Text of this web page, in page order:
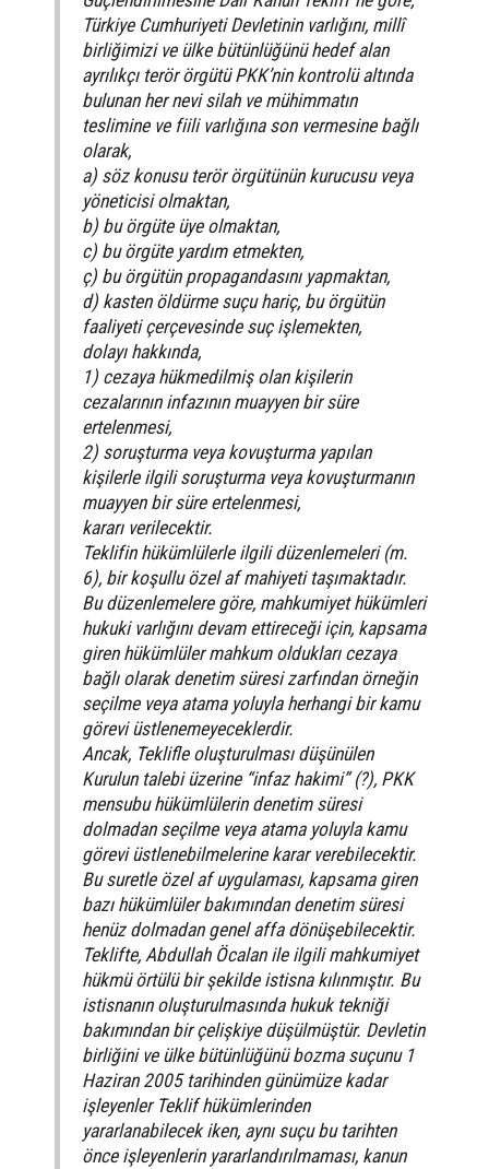
Türkiye Cumhuriyeti Devletinin varlığını, millî
birliğimizi ve ülke bütünlüğünü hedef alan
ayrılıkçı terör örgütü PKK’nin kontrolü altında
bulunan her nevi silah ve mühimmatın
teslimine ve fiili varlığına son vermesine bağlı
olarak,
a) söz konusu terör örgütünün kurucusu veya
yöneticisi olmaktan,
b) bu örgüte üye olmaktan,
c) bu örgüte yardım etmekten,
ç) bu örgütün propagandasını yapmaktan,
d) kasten öldürme suçu hariç, bu örgütün
faaliyeti çerçevesinde suç işlemekten,
dolayı hakkında,
1) cezaya hükmedilmiş olan kişilerin
cezalarının infazının muayyen bir süre
ertelenmesi,
2) soruşturma veya kovuşturma yapılan
kişilerle ilgili soruşturma veya kovuşturmanın
muayyen bir süre ertelenmesi,
kararı verilecektir.
Teklifin hükümlülerle ilgili düzenlemeleri (m.
6), bir koşullu özel af mahiyeti taşımaktadır.
Bu düzenlemelere göre, mahkumiyet hükümleri
hukuki varlığını devam ettireceği için, kapsama
giren hükümlüler mahkum oldukları cezaya
bağlı olarak denetim süresi zarfından örneğin
seçilme veya atama yoluyla herhangi bir kamu
görevi üstlenemeyeceklerdir.
Ancak, Teklifle oluşturulması düşünülen
Kurulun talebi üzerine “infaz hakimi” (?), PKK
mensubu hükümlülerin denetim süresi
dolmadan seçilme veya atama yoluyla kamu
görevi üstlenebilmelerine karar verebilecektir.
Bu suretle özel af uygulaması, kapsama giren
bazı hükümlüler bakımından denetim süresi
henüz dolmadan genel affa dönüşebilecektir.
Teklifte, Abdullah Öcalan ile ilgili mahkumiyet
hükmü örtülü bir şekilde istisna kılınmıştır. Bu
istisnanın oluşturulmasında hukuk tekniği
bakımından bir çelişkiye düşülmüştür. Devletin
birliğini ve ülke bütünlüğünü bozma suçunu 1
Haziran 2005 tarihinden günümüze kadar
işleyenler Teklif hükümlerinden
yararlanabilecek iken, aynı suçu bu tarihten
önce işleyenlerin yararlandırılmaması, kanun